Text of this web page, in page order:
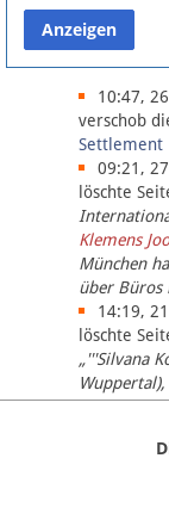
Datenschutz
Über Lobbypedia
Impressum
10:47,
verschob
Settlement
09:21,
löschte
Klemens
München
über Büros
14:19,
löschte
„'''Silvana